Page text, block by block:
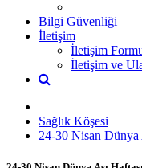
Bilgi Güvenliği
İletişim
İletişim
İletişim ve
Sağlık Köşesi
24-30 Nisan Dünya